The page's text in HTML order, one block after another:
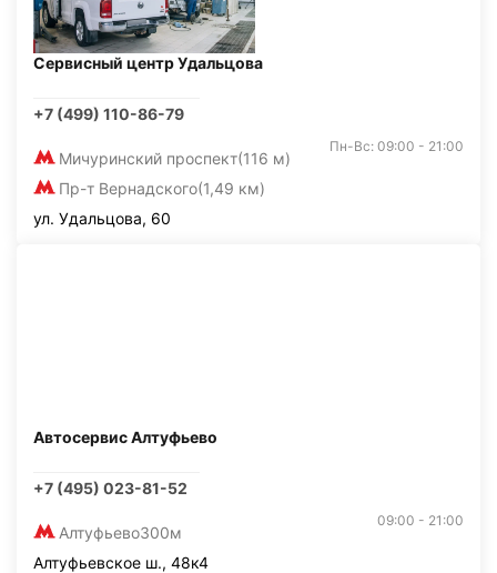
Сервисный центр Удальцова
+7 (499) 110-86-79
Мичуринский проспект(116 м)
Пр-т Вернадского(1,49 км)
Пн-Вс: 09:00 - 21:00
ул. Удальцова, 60
Автосервис Алтуфьево
+7 (495) 023-81-52
Алтуфьево300м
09:00 - 21:00
Алтуфьевское ш., 48к4